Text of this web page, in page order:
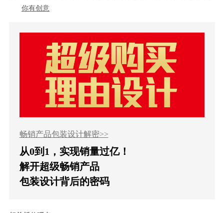
你有创意
畅销产品包装设计解密>>
从0到1，实现销量过亿！
解开超级畅销产品
包装设计背后的密码